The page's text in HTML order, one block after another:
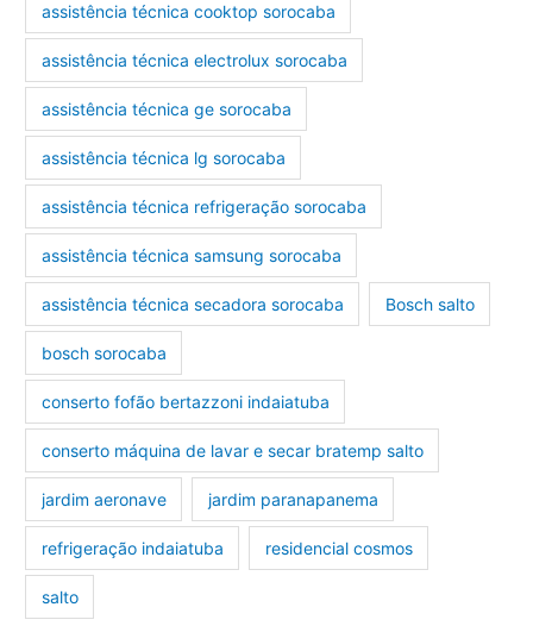
assistência técnica cooktop sorocaba
assistência técnica electrolux sorocaba
assistência técnica ge sorocaba
assistência técnica lg sorocaba
assistência técnica refrigeração sorocaba
assistência técnica samsung sorocaba
assistência técnica secadora sorocaba Bosch salto
bosch sorocaba
conserto fofão bertazzoni indaiatuba
conserto máquina de lavar e secar bratemp salto
jardim aeronave jardim paranapanema
refrigeração indaiatuba residencial cosmos
salto